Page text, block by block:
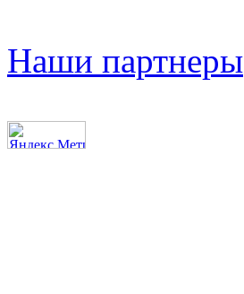
Наши партнеры